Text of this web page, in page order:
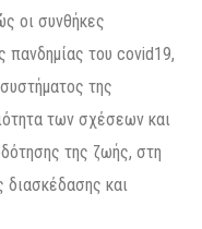
οι συνθήκες
πανδημίας του covid19,
της
των σχέσεων και
της ζωής, στη
διασκέδασης και